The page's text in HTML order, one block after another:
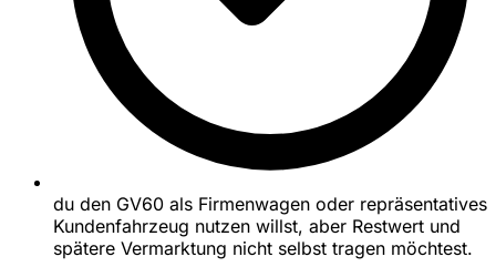
du den GV60 als Firmenwagen oder repräsentatives
Kundenfahrzeug nutzen willst, aber Restwert und
spätere Vermarktung nicht selbst tragen möchtest.